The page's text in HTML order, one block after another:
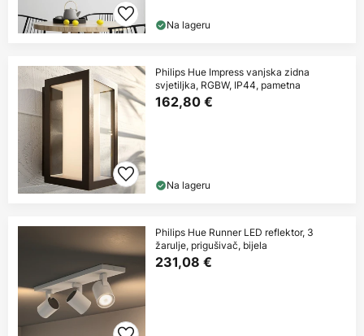
Na lageru
Philips Hue Impress vanjska zidna
svjetiljka, RGBW, IP44, pametna
162,80 €
Na lageru
Philips Hue Runner LED reflektor, 3
žarulje, prigušivač, bijela
231,08 €